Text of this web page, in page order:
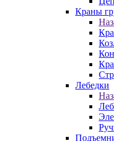
Краны
Лебедки